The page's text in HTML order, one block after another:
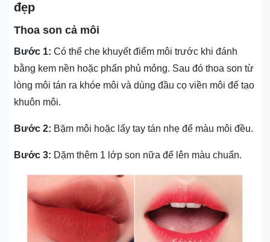
đẹp
Thoa son cả môi
Bước 1: Có thể che khuyết điểm môi trước khi đánh
bằng kem nền hoặc phấn phủ mỏng. Sau đó thoa son từ
lòng môi tán ra khóe môi và dùng đầu cọ viền môi để tạo
khuôn môi.
Bước 2: Bặm môi hoặc lấy tay tán nhẹ để màu môi đều.
Bước 3: Dặm thêm 1 lớp son nữa để lên màu chuẩn.